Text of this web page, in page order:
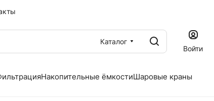
Каталог
Войти
Накопительные ёмкостиШаровые краны